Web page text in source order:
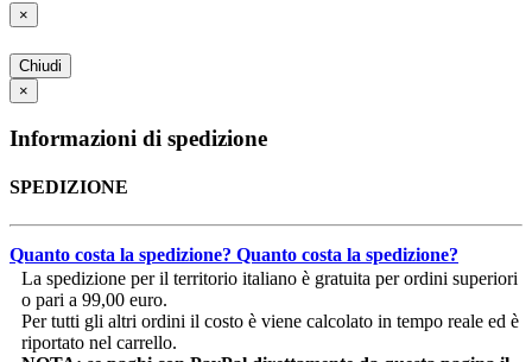
×
Chiudi
×
Informazioni di spedizione
SPEDIZIONE
Quanto costa la spedizione? Quanto costa la spedizione?
La spedizione per il territorio italiano è gratuita per ordini superiori
o pari a 99,00 euro.
Per tutti gli altri ordini il costo è viene calcolato in tempo reale ed è
riportato nel carrello.